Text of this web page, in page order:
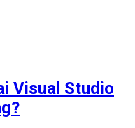
Visual Studio